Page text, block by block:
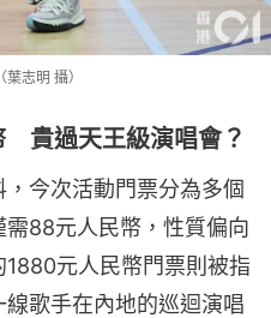
志明 攝）
貴過天王級演唱會？
今次活動門票分為多個
88元人民幣，性質偏向
元人民幣門票則被指
線歌手在內地的巡迴演唱